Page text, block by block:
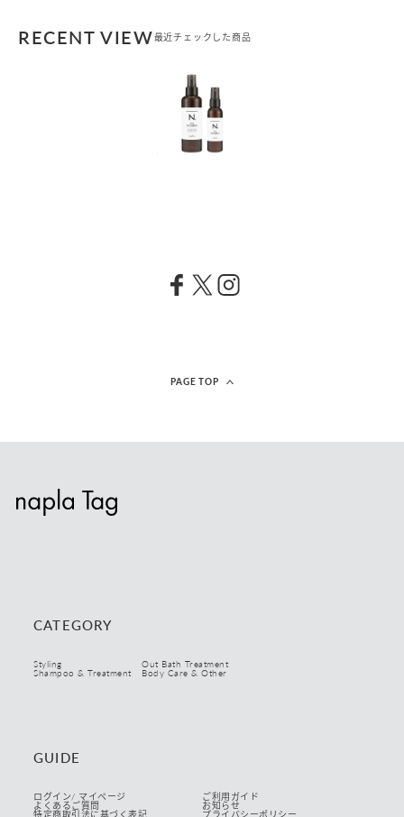
RECENT VIEW最近チェックした商品
PAGE TOP
CATEGORY
Styling Out Bath Treatment
Shampoo & Treatment Body Care & Other
GUIDE
ログイン/ マイページ ご利用ガイド
よくあるご質問 お知らせ
特定商取引法に基づく表記 プライバシーポリシー